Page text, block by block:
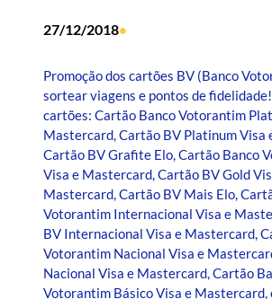
27/12/2018•
Promoção dos cartões BV (Banco
sortear viagens e pontos de
cartões: Cartão Banco Votorantim
Mastercard, Cartão BV Platinum Visa
Cartão BV Grafite Elo, Cartão Banco
Visa e Mastercard, Cartão BV Gold
Mastercard, Cartão BV Mais Elo,
Votorantim Internacional Visa e
BV Internacional Visa e Mastercard,
Votorantim Nacional Visa e
Nacional Visa e Mastercard, Cartão
Votorantim Básico Visa e Mastercard,